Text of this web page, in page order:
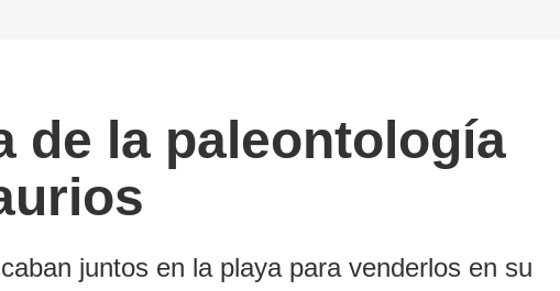
de la paleontología
juntos en la playa para venderlos en su